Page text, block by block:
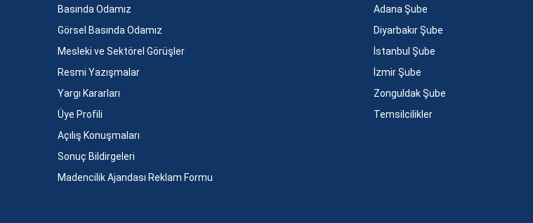
Basında Odamız
Görsel Basında Odamız
Mesleki ve Sektörel Görüşler
Resmi Yazışmalar
Yargı Kararları
Üye Profili
Açılış Konuşmaları
Sonuç Bildirgeleri
Madencilik Ajandası Reklam Formu
Adana Şube
Diyarbakır Şube
İstanbul Şube
İzmir Şube
Zonguldak Şube
Temsilcilikler